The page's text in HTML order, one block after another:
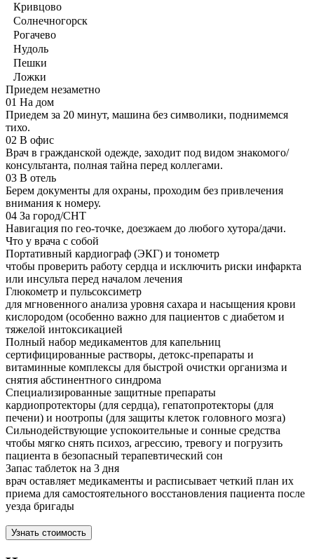
Кривцово
Солнечногорск
Рогачево
Нудоль
Пешки
Ложки
Приедем незаметно
01 На дом
Приедем за 20 минут, машина без символики, поднимемся
тихо.
02 В офис
Врач в гражданской одежде, заходит под видом знакомого/
консультанта, полная тайна перед коллегами.
03 В отель
Берем документы для охраны, проходим без привлечения
внимания к номеру.
04 За город/СНТ
Навигация по гео-точке, доезжаем до любого хутора/дачи.
Что у врача с собой
Портативный кардиограф (ЭКГ) и тонометр
чтобы проверить работу сердца и исключить риски инфаркта
или инсульта перед началом лечения
Глюкометр и пульсоксиметр
для мгновенного анализа уровня сахара и насыщения крови
кислородом (особенно важно для пациентов с диабетом и
тяжелой интоксикацией
Полный набор медикаментов для капельниц
сертифицированные растворы, детокс-препараты и
витаминные комплексы для быстрой очистки организма и
снятия абстинентного синдрома
Специализированные защитные препараты
кардиопротекторы (для сердца), гепатопротекторы (для
печени) и ноотропы (для защиты клеток головного мозга)
Сильнодействующие успокоительные и сонные средства
чтобы мягко снять психоз, агрессию, тревогу и погрузить
пациента в безопасный терапевтический сон
Запас таблеток на 3 дня
врач оставляет медикаменты и расписывает четкий план их
приема для самостоятельного восстановления пациента после
уезда бригады
Узнать стоимость